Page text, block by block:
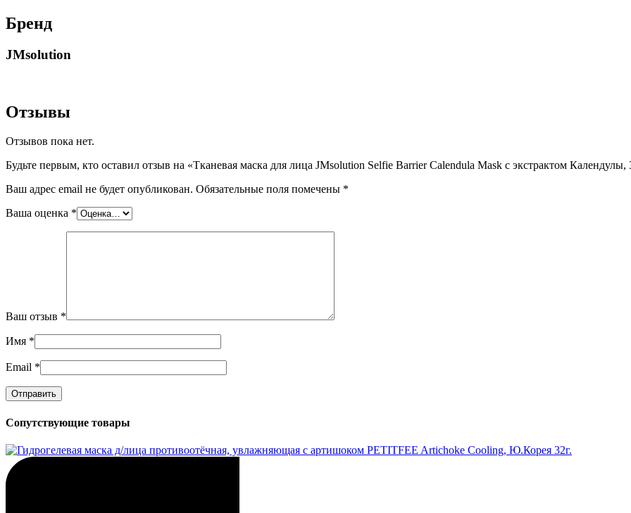
Бренд
JMsolution
Отзывы
Отзывов пока нет.
Будьте первым, кто оставил отзыв на «Тканевая маска для лица JMsolution Selfie Barrier Calendula Mask с экстрактом Календулы,
Ваш адрес email не будет опубликован. Обязательные поля помечены *
Ваша оценка *
Ваш отзыв *
Имя *
Email *
Сопутствующие товары